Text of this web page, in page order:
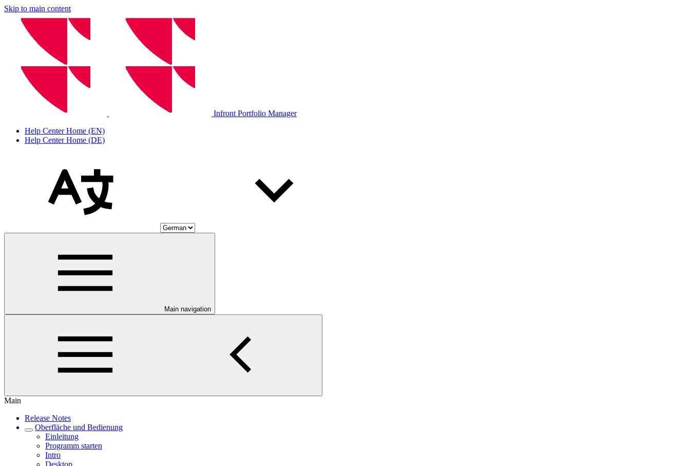
Skip to main content
Infront Portfolio Manager
Help Center Home (EN)
Help Center Home (DE)
Main navigation
Main
Release Notes
Oberfläche und Bedienung
Einleitung
Programm starten
Intro
Desktop